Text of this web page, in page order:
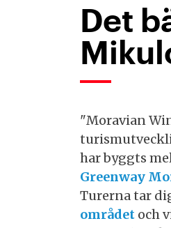
Det
"Moravian
har byggts
Greenway
Turerna tar
området och